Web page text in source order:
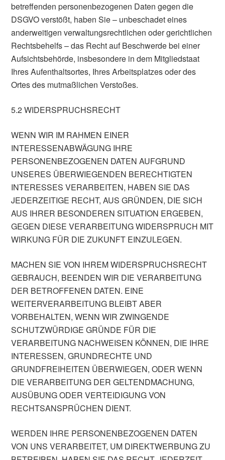
betreffenden personenbezogenen Daten gegen die
DSGVO verstößt, haben Sie – unbeschadet eines
anderweitigen verwaltungsrechtlichen oder gerichtlichen
Rechtsbehelfs – das Recht auf Beschwerde bei einer
Aufsichtsbehörde, insbesondere in dem Mitgliedstaat
Ihres Aufenthaltsortes, Ihres Arbeitsplatzes oder des
Ortes des mutmaßlichen Verstoßes.
5.2 WIDERSPRUCHSRECHT
WENN WIR IM RAHMEN EINER
INTERESSENABWÄGUNG IHRE
PERSONENBEZOGENEN DATEN AUFGRUND
UNSERES ÜBERWIEGENDEN BERECHTIGTEN
INTERESSES VERARBEITEN, HABEN SIE DAS
JEDERZEITIGE RECHT, AUS GRÜNDEN, DIE SICH
AUS IHRER BESONDEREN SITUATION ERGEBEN,
GEGEN DIESE VERARBEITUNG WIDERSPRUCH MIT
WIRKUNG FÜR DIE ZUKUNFT EINZULEGEN.
MACHEN SIE VON IHREM WIDERSPRUCHSRECHT
GEBRAUCH, BEENDEN WIR DIE VERARBEITUNG
DER BETROFFENEN DATEN. EINE
WEITERVERARBEITUNG BLEIBT ABER
VORBEHALTEN, WENN WIR ZWINGENDE
SCHUTZWÜRDIGE GRÜNDE FÜR DIE
VERARBEITUNG NACHWEISEN KÖNNEN, DIE IHRE
INTERESSEN, GRUNDRECHTE UND
GRUNDFREIHEITEN ÜBERWIEGEN, ODER WENN
DIE VERARBEITUNG DER GELTENDMACHUNG,
AUSÜBUNG ODER VERTEIDIGUNG VON
RECHTSANSPRÜCHEN DIENT.
WERDEN IHRE PERSONENBEZOGENEN DATEN
VON UNS VERARBEITET, UM DIREKTWERBUNG ZU